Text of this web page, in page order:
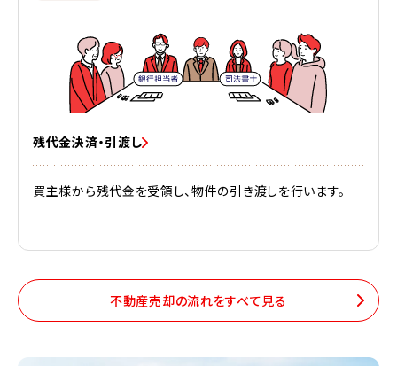
残代金決済・引渡し
買主様から残代金を受領し、物件の引き渡しを行います。
不動産売却の流れをすべて見る